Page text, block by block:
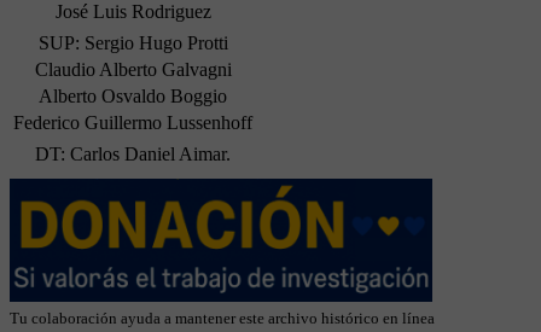
José Luis Rodriguez
SUP: Sergio Hugo Protti
Claudio Alberto Galvagni
Alberto Osvaldo Boggio
Federico Guillermo Lussenhoff
DT: Carlos Daniel Aimar.
Tu colaboración ayuda a mantener este archivo histórico en línea